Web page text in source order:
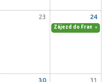
23 24
Zájezd do Francie
»
30 31